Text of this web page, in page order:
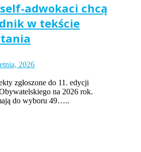
self-adwokaci chcą
w tekście
2026
zgłoszone do 11. edycji
na 2026 rok.
do wyboru 49…..